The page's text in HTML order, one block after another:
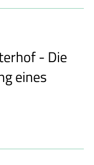
- Die
eines